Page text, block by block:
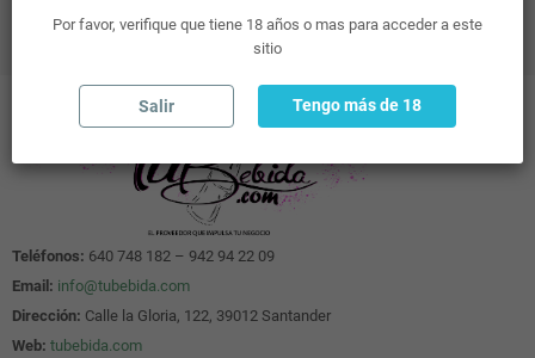
Teléfonos: 640 748 182 – 942 94 22 09
Email: info@tubebida.com
Dirección: Calle la Gloria, 122, 39012 Santander
Web: tubebida.com
Por favor, verifique que tiene 18 años o mas para acceder a este
sitio
Salir Tengo más de 18